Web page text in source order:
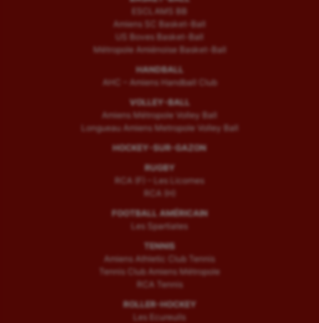
ESCLAMS BB
Amiens SC Basket-Ball
US Boves Basket-Ball
Métropole Amiénoise Basket-Ball
HANDBALL
AHC – Amiens Handball Club
VOLLEY-BALL
Amiens Métropole Volley Ball
Longueau Amiens Metropole Volley Ball
HOCKEY-SUR-GAZON
RUGBY
RCA (F) – Les Licornes
RCA (H)
FOOTBALL AMÉRICAIN
Les Spartiates
TENNIS
Amiens Athletic Club Tennis
Tennis Club Amiens Métropole
RCA Tennis
ROLLER-HOCKEY
Les Ecureuils